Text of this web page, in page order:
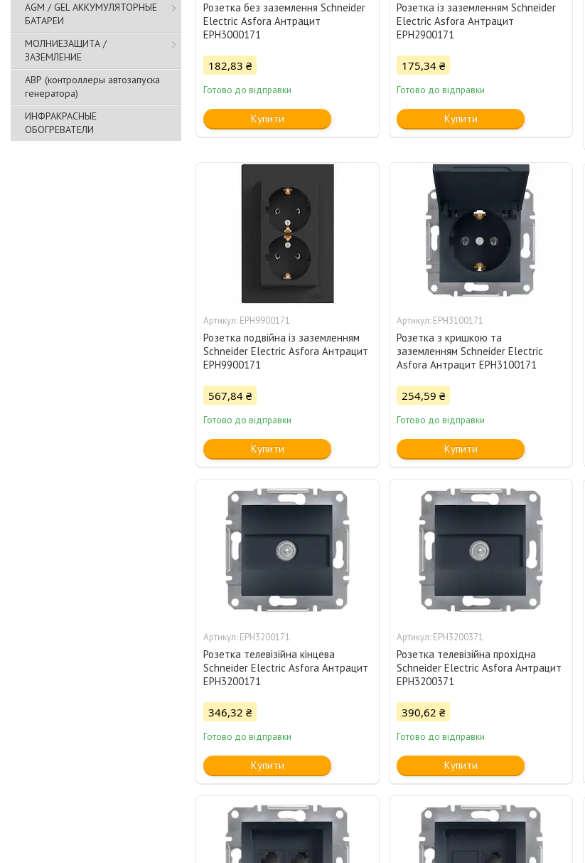
AGM / GEL АККУМУЛЯТОРНЫЕ
БАТАРЕИ
МОЛНИЕЗАЩИТА /
ЗАЗЕМЛЕНИЕ
АВР (контроллеры автозапуска
генератора)
ИНФРАКРАСНЫЕ
ОБОГРЕВАТЕЛИ
Розетка без заземлення Schneider
Electric Asfora Антрацит
EPH3000171
182,83 ₴
Готово до відправки
Купити
Розетка із заземленням Schneider
Electric Asfora Антрацит
EPH2900171
175,34 ₴
Готово до відправки
Купити
EPH9900171
Розетка подвійна із заземленням
Schneider Electric Asfora Антрацит
EPH9900171
567,84 ₴
Готово до відправки
Купити
EPH3100171
Розетка з кришкою та
заземленням Schneider Electric
Asfora Антрацит EPH3100171
254,59 ₴
Готово до відправки
Купити
EPH3200171
Розетка телевізійна кінцева
Schneider Electric Asfora Антрацит
EPH3200171
346,32 ₴
Готово до відправки
Купити
EPH3200371
Розетка телевізійна прохідна
Schneider Electric Asfora Антрацит
EPH3200371
390,62 ₴
Готово до відправки
Купити